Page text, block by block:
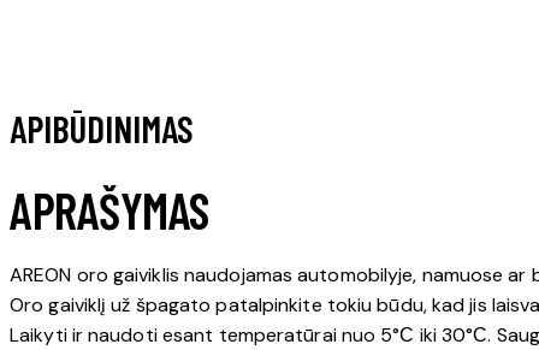
APIBŪDINIMAS
APRAŠYMAS
AREON oro gaiviklis naudojamas automobilyje, namuose ar
Oro gaiviklį už špagato patalpinkite tokiu būdu, kad jis
Laikyti ir naudoti esant temperatūrai nuo 5°С iki 30°С.